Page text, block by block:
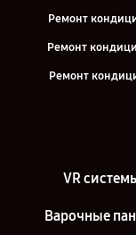
Ремонт
Ремонт
Ремонт
VR
Варочные